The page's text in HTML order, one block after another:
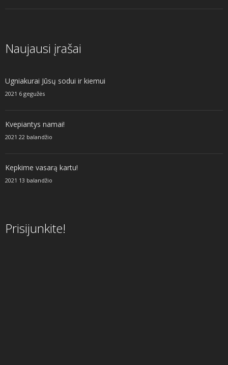
Naujausi įrašai
Ugniakurai Jūsų sodui ir kiemui
2021 6 gegužės
Kvepiantys namai!
2021 22 balandžio
Kepkime vasarą kartu!
2021 13 balandžio
Prisijunkite!